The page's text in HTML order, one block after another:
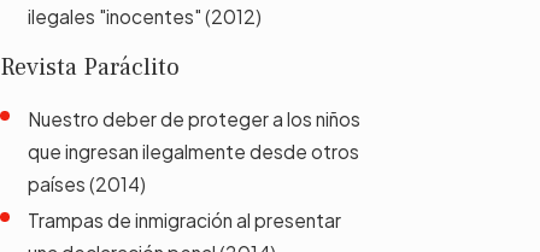
ilegales "inocentes" (2012)
Revista Paráclito
Nuestro deber de proteger a los niños
que ingresan ilegalmente desde otros
países (2014)
Trampas de inmigración al presentar